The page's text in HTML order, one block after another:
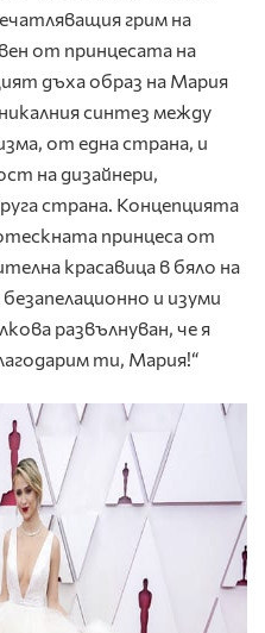
грим на
от принцесата на
дъха образ на Мария
синтез между
от една страна, и
на дизайнери,
страна. Концепцията
принцеса от
красавица в бяло на
и изуми
развълнуван, че я
ти, Мария!“